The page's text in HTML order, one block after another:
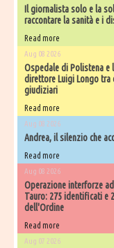
Il giornalista solo e la
raccontare la sanità e i
Read more
Aug 08 2026
Ospedale di Polistena e
direttore Luigi Longo
giudiziari
Read more
Aug 08 2026
Andrea, il silenzio che
Read more
Aug 08 2026
Operazione interforze
Tauro: 275 identificati e
dell'Ordine
Read more
Aug 07 2026